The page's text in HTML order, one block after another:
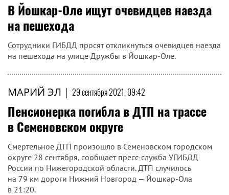
В Йошкар-Оле ищут очевидцев наезда
на пешехода
Сотрудники ГИБДД просят откликнуться очевидцев наезда
на пешехода на улице Дружбы в Йошкар-Оле.
МАРИЙ ЭЛ | 29 сентября 2021, 09:42
Пенсионерка погибла в ДТП на трассе
в Семеновском округе
Смертельное ДТП произошло в Семеновском городском
округе 28 сентября, сообщает пресс-служба УГИБДД
России по Нижегородской области. ДТП случилось
на 79 км дороги Нижний Новгород — Йошкар-Ола
в 21:20.